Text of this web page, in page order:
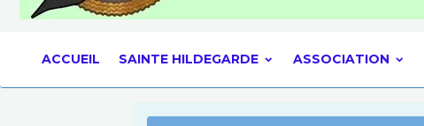
ACCUEIL SAINTE HILDEGARDE ASSOCIATION